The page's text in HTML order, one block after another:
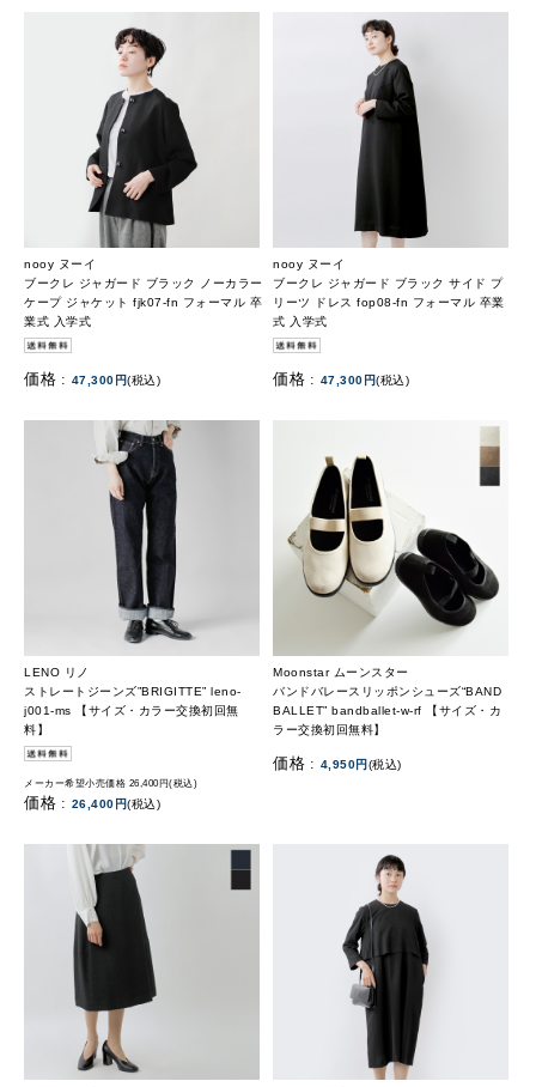
nooy ヌーイ
ブークレ ジャガード ブラック ノーカラー
ケープ ジャケット fjk07-fn フォーマル 卒
業式 入学式
価格 : 47,300円(税込)
nooy ヌーイ
ブークレ ジャガード ブラック サイド プ
リーツ ドレス fop08-fn フォーマル 卒業
式 入学式
価格 : 47,300円(税込)
LENO リノ
ストレートジーンズ”BRIGITTE” leno-
j001-ms 【サイズ・カラー交換初回無
料】
メーカー希望小売価格 26,400円(税込)
価格 : 26,400円(税込)
Moonstar ムーンスター
バンドバレースリッポンシューズ“BAND
BALLET” bandballet-w-rf 【サイズ・カ
ラー交換初回無料】
価格 : 4,950円(税込)